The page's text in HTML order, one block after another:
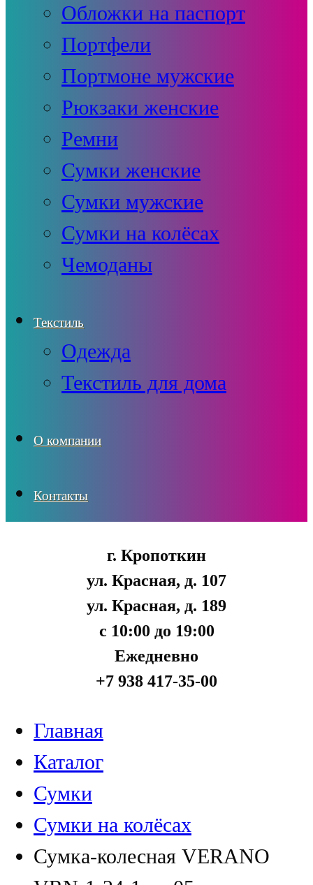
Обложки на паспорт
Портфели
Портмоне мужские
Рюкзаки женские
Ремни
Сумки женские
Сумки мужские
Сумки на колёсах
Чемоданы
Текстиль
Одежда
Текстиль для дома
О компании
Контакты
г. Кропоткин
ул. Красная, д. 107
ул. Красная, д. 189
с 10:00 до 19:00
Ежедневно
+7 938 417-35-00
Главная
Каталог
Сумки
Сумки на колёсах
Сумка-колесная VERANO